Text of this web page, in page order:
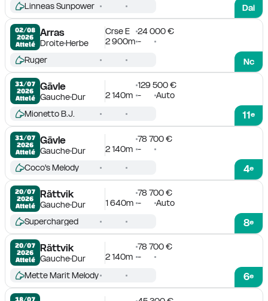
Dai
Linneas Sunpower
02/08
2026
Attelé
Arras
DroiteHerbe
Crse E
24 000 €
2 900m -
Nc
Ruger
31/07
2026
Attelé
Gävle
GaucheDur
129 500 €
2 140m - Auto
11e
Mionetto B.J.
31/07
2026
Attelé
Gävle
GaucheDur
78 700 €
2 140m -
4e
Coco's Melody
20/07
2026
Attelé
Rättvik
GaucheDur
78 700 €
1 640m - Auto
8e
Supercharged
20/07
2026
Attelé
Rättvik
GaucheDur
78 700 €
2 140m -
6e
Mette Marit Melody
18/07